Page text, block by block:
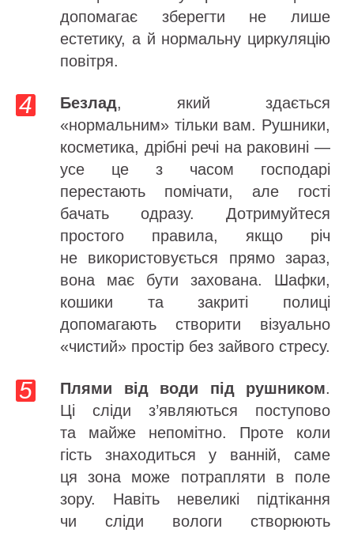
допомагає зберегти не лише
естетику, а й нормальну циркуляцію
повітря.
Безлад, який здається
«нормальним» тільки вам. Рушники,
косметика, дрібні речі на раковині —
усе це з часом господарі
перестають помічати, але гості
бачать одразу. Дотримуйтеся
простого правила, якщо річ
не використовується прямо зараз,
вона має бути захована. Шафки,
кошики та закриті полиці
допомагають створити візуально
«чистий» простір без зайвого стресу.
Плями від води під рушником.
Ці сліди з’являються поступово
та майже непомітно. Проте коли
гість знаходиться у ванній, саме
ця зона може потрапляти в поле
зору. Навіть невеликі підтікання
чи сліди вологи створюють